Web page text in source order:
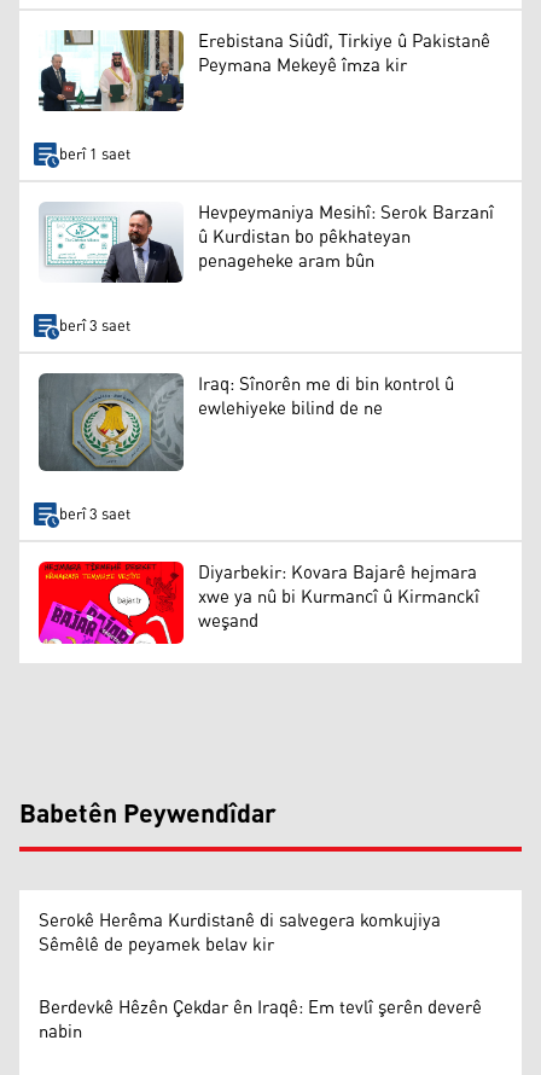
Erebistana Siûdî, Tirkiye û Pakistanê
Peymana Mekeyê îmza kir
berî 1 saet
Hevpeymaniya Mesihî: Serok Barzanî
û Kurdistan bo pêkhateyan
penageheke aram bûn
berî 3 saet
Iraq: Sînorên me di bin kontrol û
ewlehiyeke bilind de ne
berî 3 saet
Diyarbekir: Kovara Bajarê hejmara
xwe ya nû bi Kurmancî û Kirmanckî
weşand
Babetên Peywendîdar
Serokê Herêma Kurdistanê di salvegera komkujiya
Sêmêlê de peyamek belav kir
Berdevkê Hêzên Çekdar ên Iraqê: Em tevlî şerên deverê
nabin